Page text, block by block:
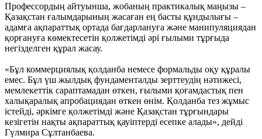
Профессордың айтуынша, жобаның практикалық маңызы –
Қазақстан ғалымдарының жасаған ең басты құндылығы –
адамға ақпараттық ортада бағдарлануға және манипуляциядан
қорғануға көмектесетін қолжетімді әрі ғылыми тұрғыда
негізделген құрал жасау.
«Бұл коммерциялық қолданба немесе формальды оқу құралы
емес. Бұл үш жылдық фундаменталды зерттеудің нәтижесі,
мемлекеттік сараптамадан өткен, ғылыми қоғамдастық пен
халықаралық апробациядан өткен өнім. Қолданба тез жұмыс
істейді, әркімге қолжетімді және Қазақстан тұрғындары
кезігетін нақты ақпараттық қауіптерді есепке алады», дейді
Гүлмира Сұлтанбаева.